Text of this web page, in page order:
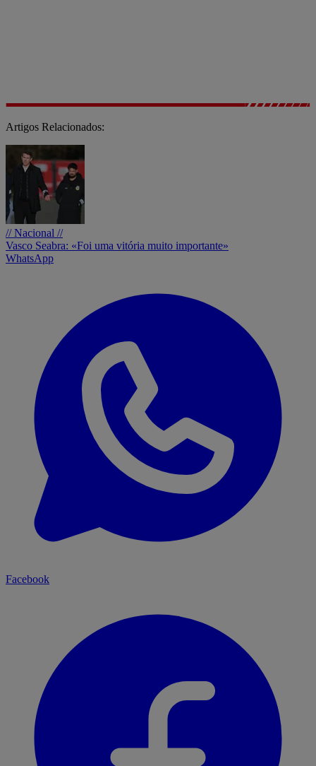
Artigos Relacionados:
// Nacional //
Vasco Seabra: «Foi uma vitória muito importante»
WhatsApp
Facebook